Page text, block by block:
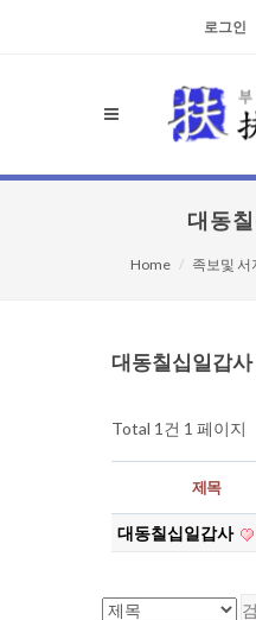
로그인
대동
Home 족보및 서
대동칠십일갑사
Total 1건 1 페이지
제목
대동칠십일갑사